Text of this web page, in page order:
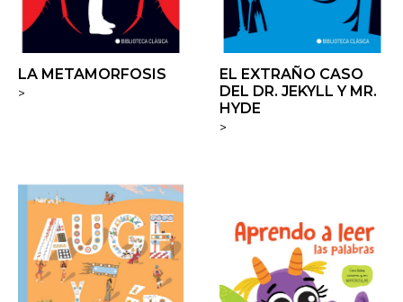
LA METAMORFOSIS
>
EL EXTRAÑO CASO
DEL DR. JEKYLL Y MR.
HYDE
>